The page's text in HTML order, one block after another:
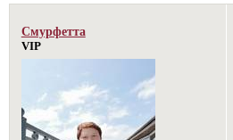
Смурфетта
VIP